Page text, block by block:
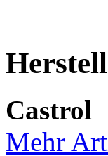
Castrol
Mehr